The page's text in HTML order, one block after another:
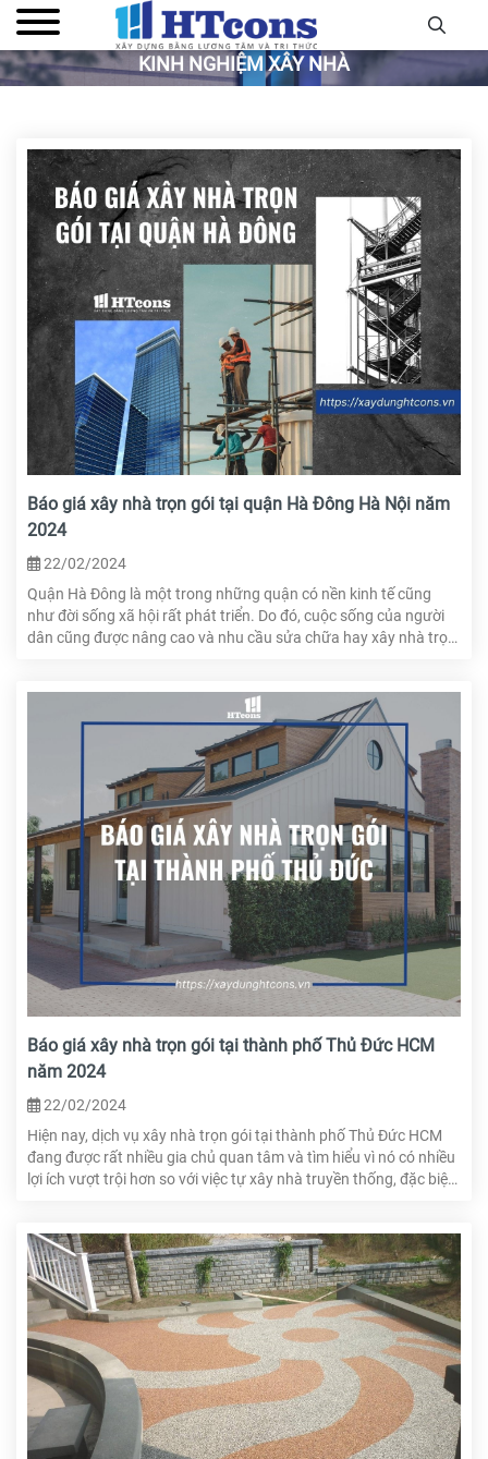
KINH NGHIỆM XÂY NHÀ
Báo giá xây nhà trọn gói tại quận Hà Đông Hà Nội năm
2024
22/02/2024
Quận Hà Đông là một trong những quận có nền kinh tế cũng
như đời sống xã hội rất phát triển. Do đó, cuộc sống của người
dân cũng được nâng cao và nhu cầu sửa chữa hay xây nhà trọn
khảo bảng báo giá xây nhà trọn gói tại quận Hà Đông ngay
trong bài viết này.
Báo giá xây nhà trọn gói tại thành phố Thủ Đức HCM
năm 2024
22/02/2024
Hiện nay, dịch vụ xây nhà trọn gói tại thành phố Thủ Đức HCM
đang được rất nhiều gia chủ quan tâm và tìm hiểu vì nó có nhiều
lợi ích vượt trội hơn so với việc tự xây nhà truyền thống, đặc biệt
đang có nhu cầu xây nhà và muốn tham khảo báo giá xây nhà
trọn gói tại thành phố Thủ Đức HCM thì hãy theo dõi bài viết
dưới đây!